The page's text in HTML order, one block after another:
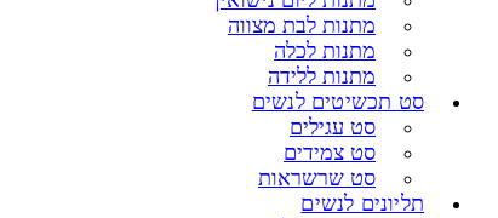
מתנות לבת מצווה
מתנות לכלה
מתנות ללידה
סט תכשיטים לנשים
סט עגילים
סט צמידים
סט שרשראות
תליונים לנשים